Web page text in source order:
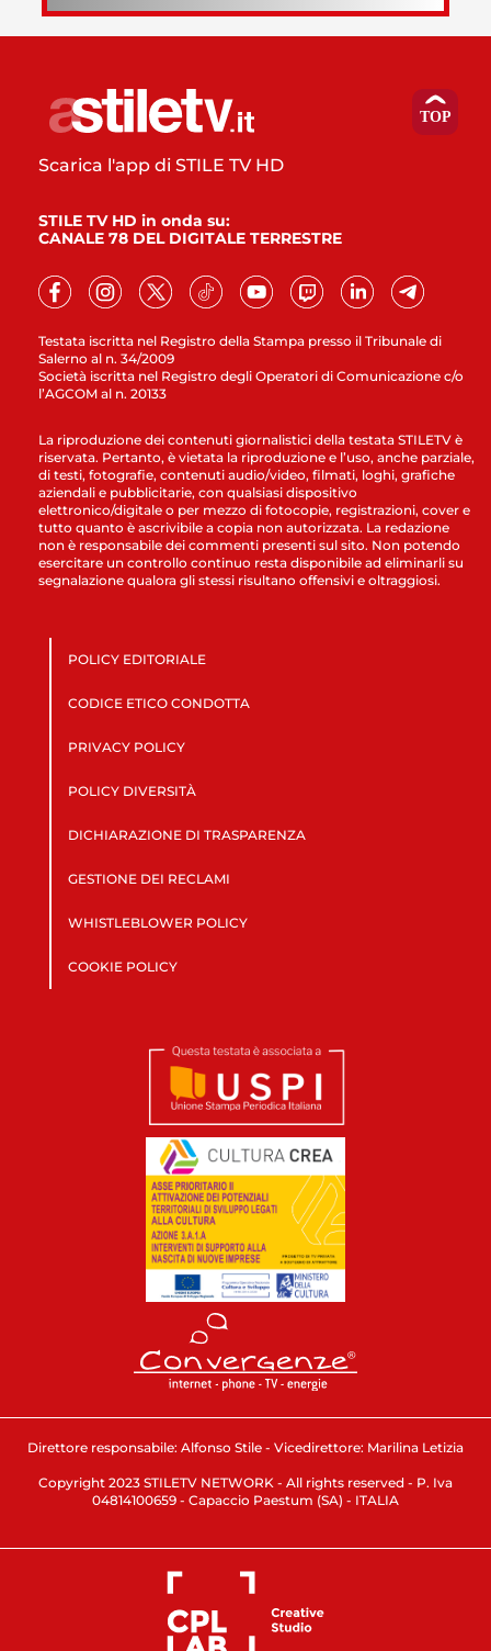
Testata iscritta nel Registro della Stampa presso il Tribunale di
Salerno al n. 34/2009
Società iscritta nel Registro degli Operatori di Comunicazione c/o
l’AGCOM al n. 20133
Scarica l'app di STILE TV HD
STILE TV HD in onda su:
CANALE 78 DEL DIGITALE TERRESTRE
La riproduzione dei contenuti giornalistici della testata STILETV è
riservata. Pertanto, è vietata la riproduzione e l’uso, anche parziale,
di testi, fotografie, contenuti audio/video, filmati, loghi, grafiche
aziendali e pubblicitarie, con qualsiasi dispositivo
elettronico/digitale o per mezzo di fotocopie, registrazioni, cover e
tutto quanto è ascrivibile a copia non autorizzata. La redazione
non è responsabile dei commenti presenti sul sito. Non potendo
esercitare un controllo continuo resta disponibile ad eliminarli su
segnalazione qualora gli stessi risultano offensivi e oltraggiosi.
POLICY EDITORIALE
CODICE ETICO CONDOTTA
PRIVACY POLICY
POLICY DIVERSITÀ
DICHIARAZIONE DI TRASPARENZA
GESTIONE DEI RECLAMI
WHISTLEBLOWER POLICY
COOKIE POLICY
Direttore responsabile: Alfonso Stile - Vicedirettore: Marilina Letizia
Copyright 2023 STILETV NETWORK - All rights reserved - P. Iva
04814100659 - Capaccio Paestum (SA) - ITALIA